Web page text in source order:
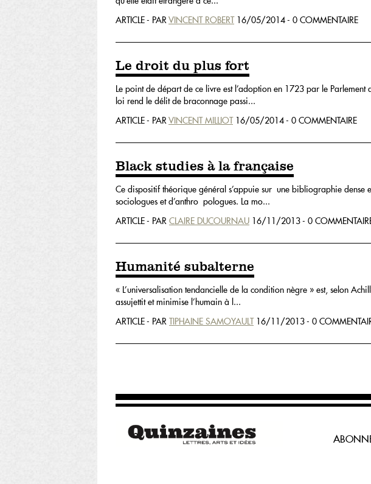
ARTICLE - PARVINCENT ROBERT16/05/2014 - 0 COMMENTAIRE
Le droit du plus fort
Le point de départ de ce livre est l’adoption en 1723 par le
loi rend le délit de braconnage passi...
ARTICLE - PARVINCENT MILLIOT16/05/2014 - 0 COMMENTAIRE
Black studies à la française
Ce dispositif théorique général s’appuie sur une bibliographie dense
sociologues et d’anthro pologues. La mo...
ARTICLE - PAR CLAIRE DUCOURNAU 16/11/2013 - 0
Humanité subalterne
« L’universalisation tendancielle de la condition nègre » est, selon
assujettit et minimise l’humain à l...
ARTICLE - PAR TIPHAINE SAMOYAULT16/11/2013 - 0